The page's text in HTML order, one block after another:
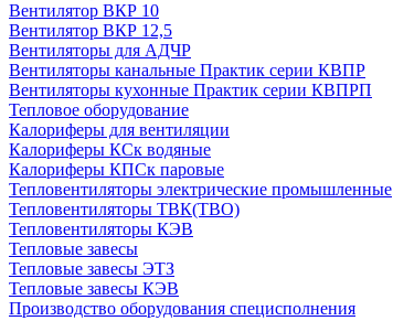
Вентилятор ВКР 10
Вентилятор ВКР 12,5
Вентиляторы для АДЧР
Вентиляторы канальные Практик серии КВПР
Вентиляторы кухонные Практик серии КВПРП
Тепловое оборудование
Калориферы для вентиляции
Калориферы КСк водяные
Калориферы КПСк паровые
Тепловентиляторы электрические промышленные
Тепловентиляторы ТВК(ТВО)
Тепловентиляторы КЭВ
Тепловые завесы
Тепловые завесы ЭТЗ
Тепловые завесы КЭВ
Производство оборудования специсполнения